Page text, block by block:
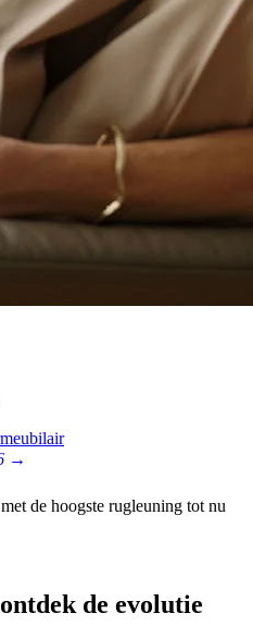
→
de hoogste rugleuning tot nu
de evolutie